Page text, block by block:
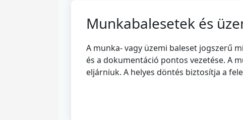
Munkabalesetek és
A munka- vagy üzemi baleset jogszerű
és a dokumentáció pontos vezetése. A
eljárniuk. A helyes döntés biztosítja a